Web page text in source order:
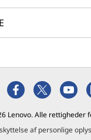
Lenovo. Alle rettigheder
af personlige